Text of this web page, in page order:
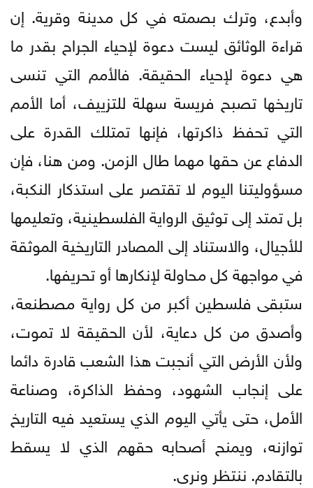
وأبدع، وترك بصمته في كل مدينة وقرية. إن
قراءة الوثائق ليست دعوة لإحياء الجراح بقدر ما
هي دعوة لإحياء الحقيقة. فالأمم التي تنسى
تاريخها تصبح فريسة سهلة للتزييف، أما الأمم
التي تحفظ ذاكرتها، فإنها تمتلك القدرة على
الدفاع عن حقها مهما طال الزمن. ومن هنا، فإن
مسؤوليتنا اليوم لا تقتصر على استذكار النكبة،
بل تمتد إلى توثيق الرواية الفلسطينية، وتعليمها
للأجيال، والاستناد إلى المصادر التاريخية الموثقة
في مواجهة كل محاولة لإنكارها أو تحريفها.
ستبقى فلسطين أكبر من كل رواية مصطنعة،
وأصدق من كل دعاية، لأن الحقيقة لا تموت،
ولأن الأرض التي أنجبت هذا الشعب قادرة دائما
على إنجاب الشهود، وحفظ الذاكرة، وصناعة
الأمل، حتى يأتي اليوم الذي يستعيد فيه التاريخ
توازنه، ويمنح أصحابه حقهم الذي لا يسقط
بالتقادم. ننتظر ونرى.